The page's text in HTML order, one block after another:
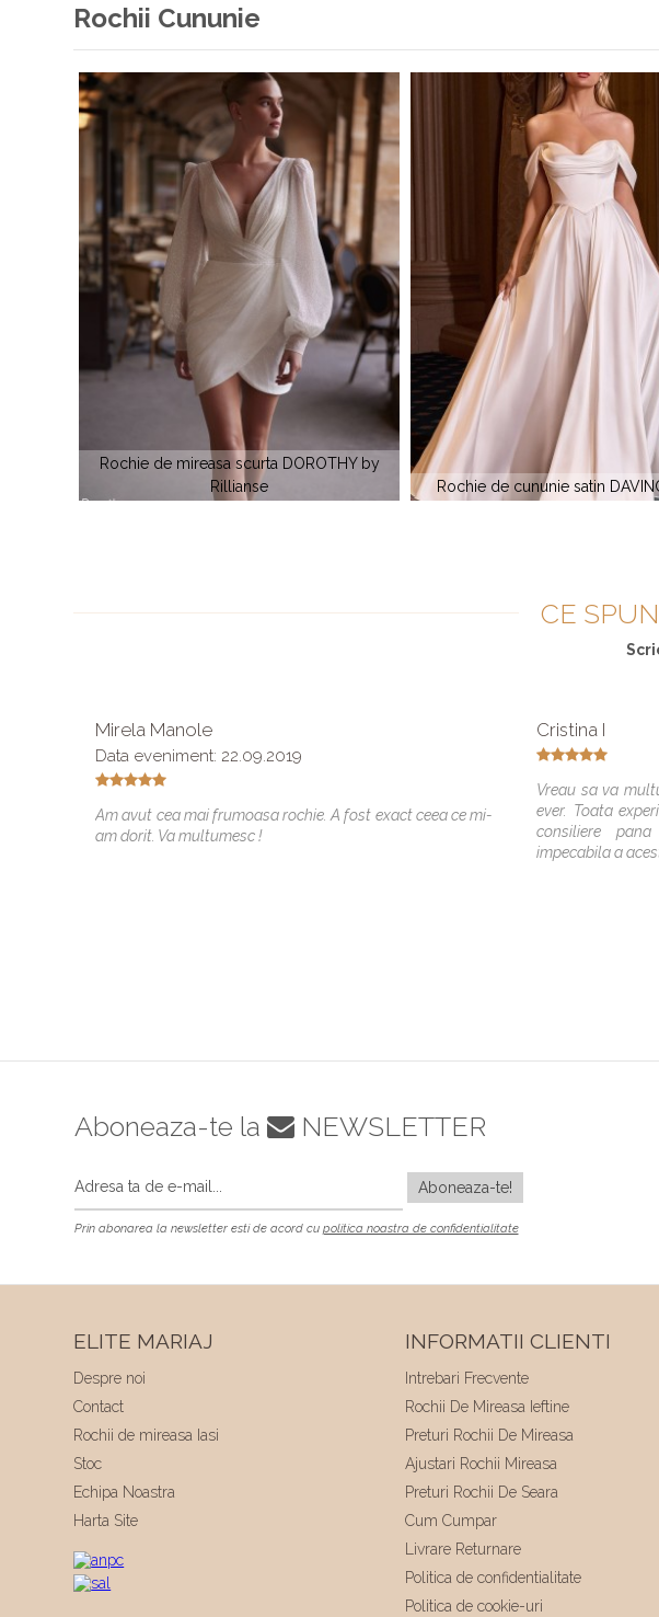
Rochii Cununie
Rochie de cununie satin DAVINCI 7449
Davina Couture
CE
Mirela Manole
Data eveniment: 22.09.2019
Am avut cea mai frumoasa rochie. A fost exact ceea ce mi-
am dorit. Va multumesc !
Cristina I
Vreau sa va
ever. Toata
consiliere
impecabila a
Aboneaza-te la NEWSLETTER
Prin abonarea la newsletter esti de acord cu politica noastra de confidentialitate
ELITE MARIAJ
Despre noi
Contact
Rochii de mireasa Iasi
Stoc
Echipa Noastra
Harta Site
INFORMATII CLIENTI
Intrebari Frecvente
Rochii De Mireasa Ieftine
Preturi Rochii De Mireasa
Ajustari Rochii Mireasa
Preturi Rochii De Seara
Cum Cumpar
Livrare Returnare
Politica de confidentialitate
Politica de cookie-uri